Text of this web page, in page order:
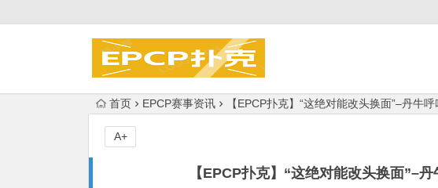
首页 EPCP赛事资讯 【EPCP扑克】“这绝对能改头换面”–丹牛
【EPCP扑克】“这绝对能改头换面”–
A+